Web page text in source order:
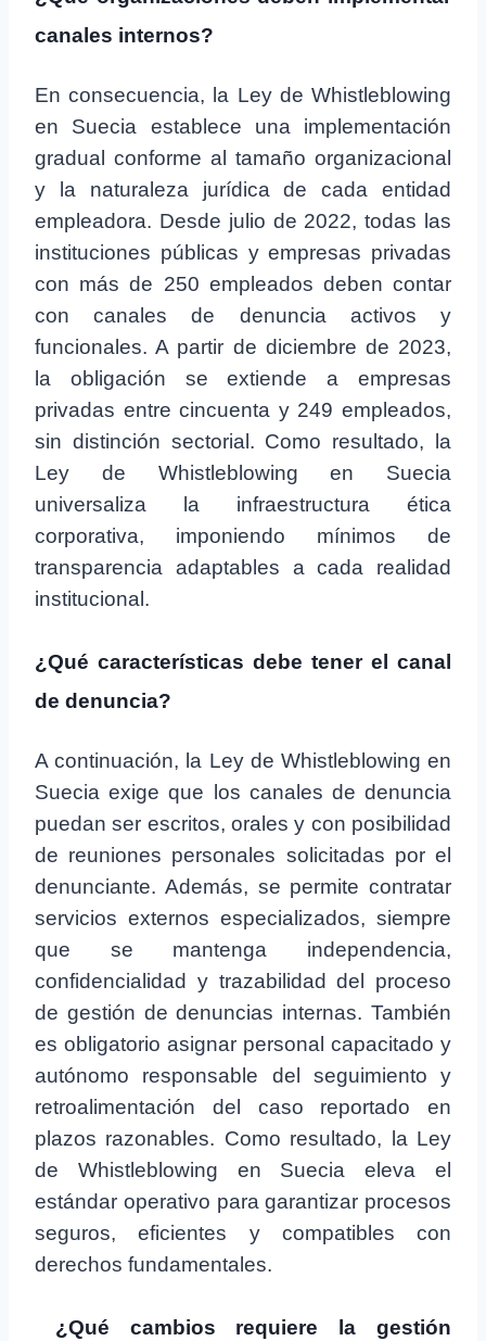
canales internos?
En consecuencia, la Ley de Whistleblowing
en Suecia establece una implementación
gradual conforme al tamaño organizacional
y la naturaleza jurídica de cada entidad
empleadora. Desde julio de 2022, todas las
instituciones públicas y empresas privadas
con más de 250 empleados deben contar
con canales de denuncia activos y
funcionales. A partir de diciembre de 2023,
la obligación se extiende a empresas
privadas entre cincuenta y 249 empleados,
sin distinción sectorial. Como resultado, la
Ley de Whistleblowing en Suecia
universaliza la infraestructura ética
corporativa, imponiendo mínimos de
transparencia adaptables a cada realidad
institucional.
¿Qué características debe tener el canal
de denuncia?
A continuación, la Ley de Whistleblowing en
Suecia exige que los canales de denuncia
puedan ser escritos, orales y con posibilidad
de reuniones personales solicitadas por el
denunciante. Además, se permite contratar
servicios externos especializados, siempre
que se mantenga independencia,
confidencialidad y trazabilidad del proceso
de gestión de denuncias internas. También
es obligatorio asignar personal capacitado y
autónomo responsable del seguimiento y
retroalimentación del caso reportado en
plazos razonables. Como resultado, la Ley
de Whistleblowing en Suecia eleva el
estándar operativo para garantizar procesos
seguros, eficientes y compatibles con
derechos fundamentales.
¿Qué cambios requiere la gestión